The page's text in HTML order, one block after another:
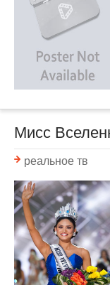
Мисс
реальное тв